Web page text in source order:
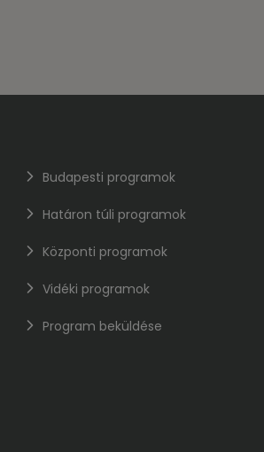
Budapesti programok
Határon túli programok
Központi programok
Vidéki programok
Program beküldése